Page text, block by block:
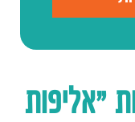
"אליפות